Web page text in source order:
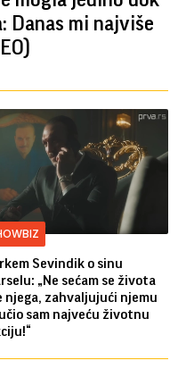
Danas mi najviše
Sevindik o sinu
„Ne sećam se života
njega, zahvaljujući njemu
sam najveću životnu